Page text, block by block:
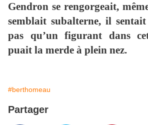
Gendron se rengorgeait,
semblait subalterne, il
pas qu’un figurant dans
puait la merde à plein nez.
#berthomeau
Partager